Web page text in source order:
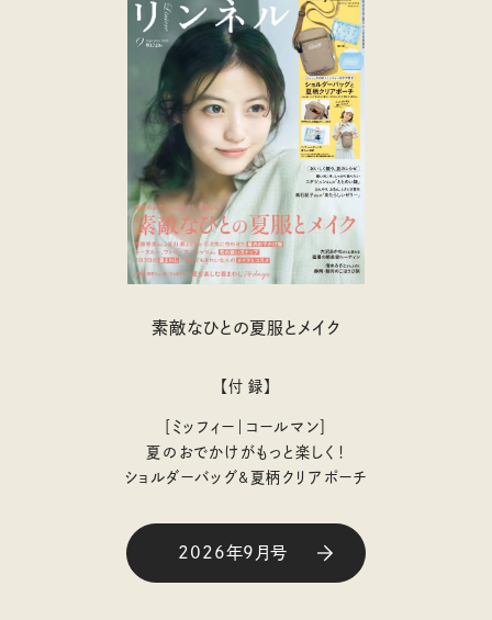
素敵なひとの夏服とメイク
【付 録】
［ミッフィー｜コールマン］
夏のおでかけがもっと楽しく！
ショルダーバッグ&夏柄クリアポーチ
2026年9月号